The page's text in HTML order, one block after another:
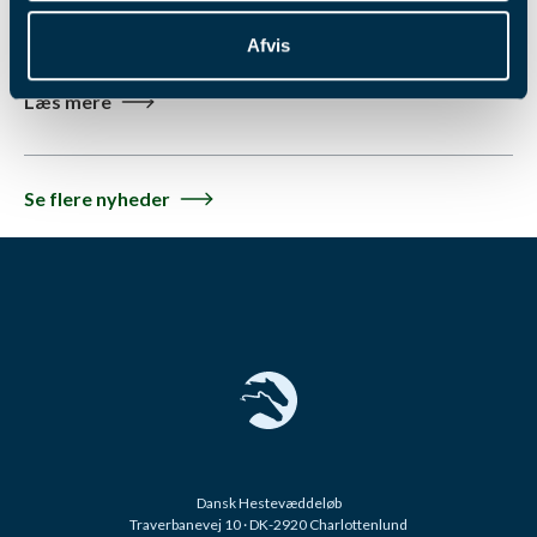
Afvis
skal forsøge at få en startplads i kampen om travets blå
Læs mere
Se flere nyheder
Dansk Hestevæddeløb
Traverbanevej 10 · DK-2920 Charlottenlund